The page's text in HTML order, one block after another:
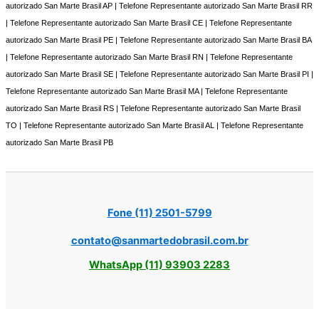
autorizado San Marte Brasil AP | Telefone Representante autorizado San Marte Brasil RR
| Telefone Representante autorizado San Marte Brasil CE | Telefone Representante
autorizado San Marte Brasil PE | Telefone Representante autorizado San Marte Brasil BA
| Telefone Representante autorizado San Marte Brasil RN | Telefone Representante
autorizado San Marte Brasil SE | Telefone Representante autorizado San Marte Brasil PI |
Telefone Representante autorizado San Marte Brasil MA | Telefone Representante
autorizado San Marte Brasil RS | Telefone Representante autorizado San Marte Brasil
TO | Telefone Representante autorizado San Marte Brasil AL | Telefone Representante
autorizado San Marte Brasil PB
Fone (11) 2501-5799
contato@sanmartedobrasil.com.br
WhatsApp (11) 93903 2283